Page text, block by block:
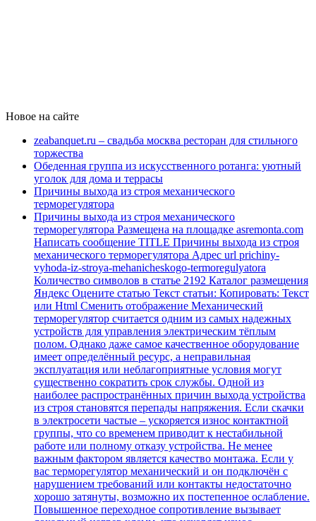
Новое на сайте
zeabanquet.ru – свадьба москва ресторан для стильного
торжества
Обеденная группа из искусственного ротанга: уютный
уголок для дома и террасы
Причины выхода из строя механического
терморегулятора
Причины выхода из строя механического
терморегулятора Размещена на площадке asremonta.com
Написать сообщение TITLE Причины выхода из строя
механического терморегулятора Адрес url prichiny-
vyhoda-iz-stroya-mehanicheskogo-termoregulyatora
Количество символов в статье 2192 Каталог размещения
Яндекс Оцените статью Текст статьи: Копировать: Текст
или Html Cменить отображение Механический
терморегулятор считается одним из самых надежных
устройств для управления электрическим тёплым
полом. Однако даже самое качественное оборудование
имеет определённый ресурс, а неправильная
эксплуатация или неблагоприятные условия могут
существенно сократить срок службы. Одной из
наиболее распространённых причин выхода устройства
из строя становятся перепады напряжения. Если скачки
в электросети частые – ускоряется износ контактной
группы, что со временем приводит к нестабильной
работе или полному отказу устройства. Не менее
важным фактором является качество монтажа. Если у
вас терморегулятор механический и он подключён с
нарушением требований или контакты недостаточно
хорошо затянуты, возможно их постепенное ослабление.
Повышенное переходное сопротивление вызывает